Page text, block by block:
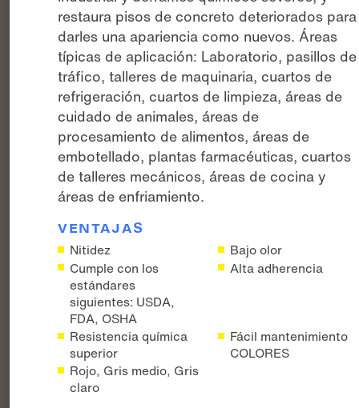
restaura pisos de concreto deteriorados para
darles una apariencia como nuevos. Áreas
típicas de aplicación: Laboratorio, pasillos de
tráfico, talleres de maquinaria, cuartos de
refrigeración, cuartos de limpieza, áreas de
cuidado de animales, áreas de
procesamiento de alimentos, áreas de
embotellado, plantas farmacéuticas, cuartos
de talleres mecánicos, áreas de cocina y
áreas de enfriamiento.
VENTAJAS
Nitidez
Bajo olor
Cumple con los
estándares
siguientes: USDA,
FDA, OSHA
Alta adherencia
Resistencia química
superior
Fácil mantenimiento
COLORES
Rojo, Gris medio, Gris
claro